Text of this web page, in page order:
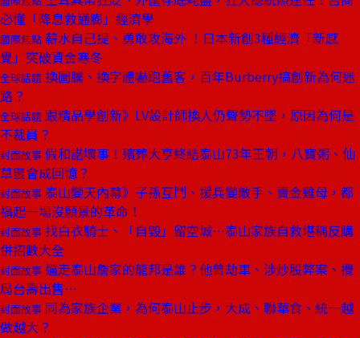
必懂「降息救通膨」經濟學
國際焦點 薪水自己提、勇敢攻海外 ！日本新創3種經濟「新感
覺」突破資金寒冬
全球話題 換圖騰、換字體嚇跑舊客，百年Burberry搞創新為何迷
路？
全球話題 跟精品學創新》LV設計師換人仍聲勢不墜，原因為何是
不裁員？
封面故事 假和諧壞事！殯葬大亨終結泰山73年王朝，八寶粥、仙
草蜜會成回憶？
封面故事 泰山變天內幕》子孫互鬥、援兵變敵手、賣金雞母，都
禍起一場沒願景的革命！
封面故事 找白衣騎士、「自毀」留空城⋯泰山家族自救堪稱反購
併招數大全
封面故事 逼走泰山詹家的龍邦是誰？他曾劫車、涉炒股弊案、攪
局台壽出售⋯
封面故事 同為家族企業，為何泰山止步，大成、聯華食、統一越
做越大？